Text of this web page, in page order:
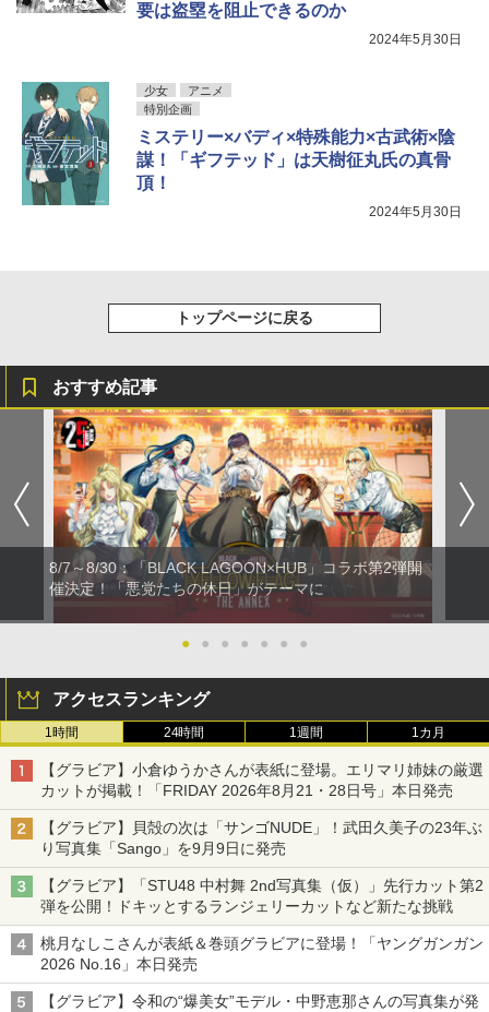
要は盗塁を阻止できるのか
2024年5月30日
少女
アニメ
特別企画
ミステリー×バディ×特殊能力×古武術×陰
謀！「ギフテッド」は天樹征丸氏の真骨
頂！
2024年5月30日
トップページに戻る
おすすめ記事
8/7～8/30：「BLACK LAGOON×HUB」コラボ第2弾開
催決定！「悪党たちの休日」がテーマに
● ● ● ● ● ● ●
アクセスランキング
1時間 24時間 1週間 1カ月
【グラビア】小倉ゆうかさんが表紙に登場。エリマリ姉妹の厳選
カットが掲載！「FRIDAY 2026年8⽉21・28日号」本日発売
【グラビア】貝殻の次は「サンゴNUDE」！武田久美子の23年ぶ
り写真集「Sango」を9月9日に発売
【グラビア】「STU48 中村舞 2nd写真集（仮）」先行カット第2
弾を公開！ドキッとするランジェリーカットなど新たな挑戦
桃月なしこさんが表紙＆巻頭グラビアに登場！「ヤングガンガン
2026 No.16」本日発売
【グラビア】令和の“爆美女”モデル・中野恵那さんの写真集が発